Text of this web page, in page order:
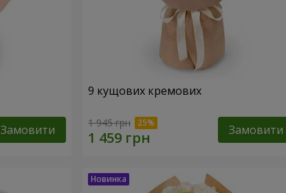
Замовити
9 кущових кремових
1 945 грн Замовити